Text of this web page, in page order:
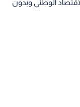
الوطني وبدون